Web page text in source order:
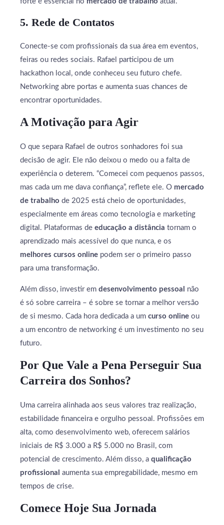
5. Rede de Contatos
Conecte-se com profissionais da sua área em eventos,
feiras ou redes sociais. Rafael participou de um
hackathon local, onde conheceu seu futuro chefe.
Networking abre portas e aumenta suas chances de
encontrar oportunidades.
A Motivação para Agir
O que separa Rafael de outros sonhadores foi sua
decisão de agir. Ele não deixou o medo ou a falta de
experiência o deterem. “Comecei com pequenos passos,
mas cada um me dava confiança”, reflete ele. O mercado
de trabalho de 2025 está cheio de oportunidades,
especialmente em áreas como tecnologia e marketing
digital. Plataformas de educação a distância tornam o
aprendizado mais acessível do que nunca, e os
melhores cursos online podem ser o primeiro passo
para uma transformação.
Além disso, investir em desenvolvimento pessoal
não
é só sobre carreira – é sobre se tornar a melhor versão
de si mesmo. Cada hora dedicada a um curso online ou
a um encontro de networking é um investimento no seu
futuro.
Por Que Vale a Pena Perseguir Sua
Carreira dos Sonhos?
Uma carreira alinhada aos seus valores traz realização,
estabilidade financeira e orgulho pessoal. Profissões em
alta, como desenvolvimento web, oferecem salários
iniciais de R$ 3.000 a R$ 5.000 no Brasil, com
potencial de crescimento. Além disso, a qualificação
profissional aumenta sua empregabilidade, mesmo em
tempos de crise.
Comece Hoje Sua Jornada